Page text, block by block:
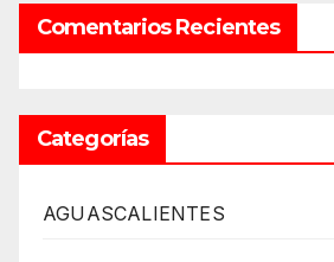
Comentarios Recientes
Categorías
AGUASCALIENTES